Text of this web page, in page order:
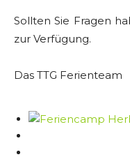
Sollten Sie Fragen
zur Verfügung.
Das TTG Ferienteam